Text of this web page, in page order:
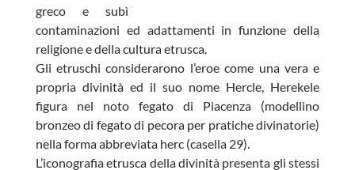
greco e subì
contaminazioni ed adattamenti in funzione della
religione e della cultura etrusca.
Gli etruschi considerarono l’eroe come una vera e
propria divinità ed il suo nome Hercle, Herekele
figura nel noto fegato di Piacenza (modellino
bronzeo di fegato di pecora per pratiche divinatorie)
nella forma abbreviata herc (casella 29).
L’iconografia etrusca della divinità presenta gli stessi